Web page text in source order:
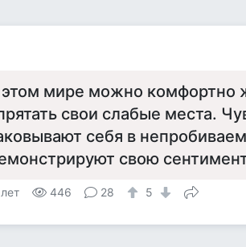
мире можно комфортно
свои слабые места.
себя в
свою
446 28 5